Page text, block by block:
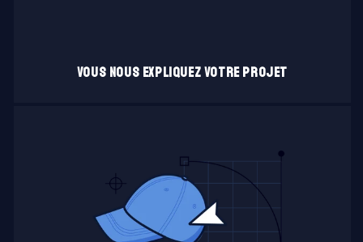
Vous nous expliquez votre projet